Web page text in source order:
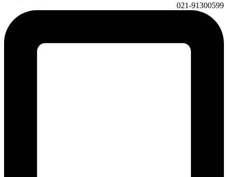
021-91300599